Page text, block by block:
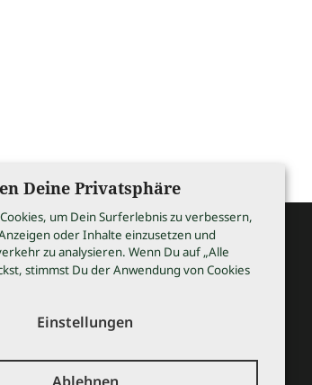
Deine Privatsphäre
um Dein Surferlebnis zu verbessern,
oder Inhalte einzusetzen und
zu analysieren. Wenn Du auf „Alle
stimmst Du der Anwendung von Cookies
Einstellungen